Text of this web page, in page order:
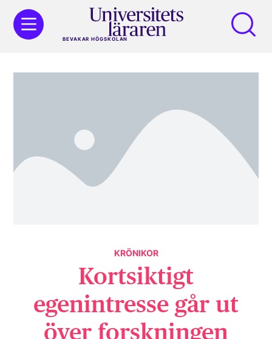
BEVAKAR HÖGSKOLAN
KRÖNIKOR
Kortsiktigt
egenintresse går ut
över forskningen